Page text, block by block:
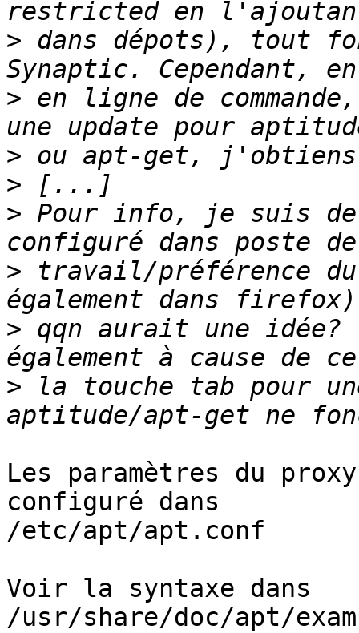
> dans dépots), tout
> en ligne de
>
>
> Pour info, je suis
> travail/préférence
> qqn aurait une
> la touche tab pour
Les paramètres du
configuré dans
/etc/apt/apt.conf
Voir la syntaxe dans
/usr/share/doc/apt/